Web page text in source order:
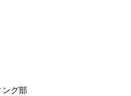
ング部